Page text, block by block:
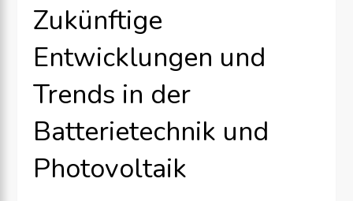
Zukünftige
Entwicklungen und
Trends in der
Batterietechnik und
Photovoltaik